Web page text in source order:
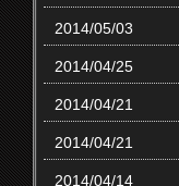
2014/05/03
2014/04/25
2014/04/21
2014/04/21
2014/04/14